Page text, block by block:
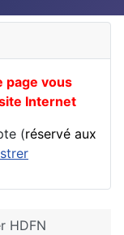
page vous
Internet
(réservé aux
HDFN